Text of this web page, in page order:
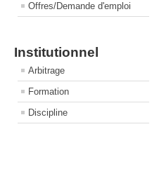
Offres/Demande d'emploi
Institutionnel
Arbitrage
Formation
Discipline